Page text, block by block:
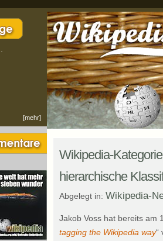
[mehr]
Wikipedia-
hierarchische
Abgelegt in: Wikipedia-
Jakob Voss hat bereits am
tagging the Wikipedia way“